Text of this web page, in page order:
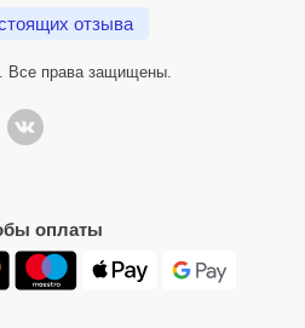
отзыва
Все права защищены.
оплаты